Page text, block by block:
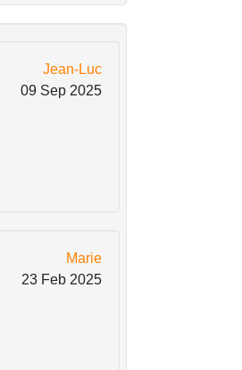
Jean-Luc
09 Sep 2025
Marie
23 Feb 2025